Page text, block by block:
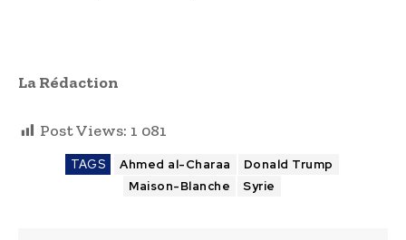
La Rédaction
Post Views: 1 081
TAGS Ahmed al-Charaa
Donald Trump
Maison-Blanche
Syrie